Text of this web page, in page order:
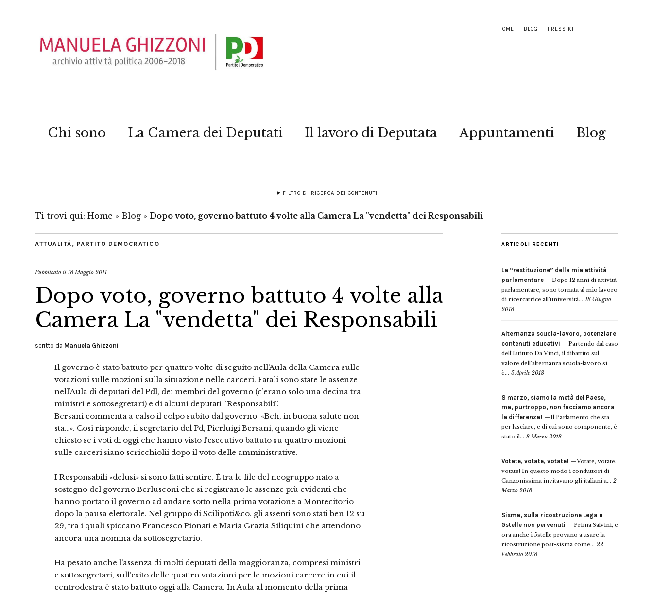
HOME BLOG PRESS KIT
Chi sono La Camera dei Deputati Il lavoro di Deputata Appuntamenti Blog
FILTRO DI RICERCA DEI CONTENUTI
Ti trovi qui: Home » Blog » Dopo voto, governo battuto 4 volte alla Camera La "vendetta" dei Responsabili
ATTUALITÀ , PARTITO DEMOCRATICO
Pubblicato il18 Maggio 2011
Dopo voto, governo battuto 4 volte alla
Camera La "vendetta" dei Responsabili
scritto da Manuela Ghizzoni
Il governo è stato battuto per quattro volte di seguito nell’Aula della Camera sulle
votazioni sulle mozioni sulla situazione nelle carceri. Fatali sono state le assenze
nell’Aula di deputati del Pdl, dei membri del governo (c’erano solo una decina tra
ministri e sottosegretari) e di alcuni deputati “Responsabili”.
Bersani commenta a calso il colpo subito dal governo: «Beh, in buona salute non
sta…». Così risponde, il segretario del Pd, Pierluigi Bersani, quando gli viene
chiesto se i voti di oggi che hanno visto l’esecutivo battuto su quattro mozioni
sulle carceri siano scricchiolii dopo il voto delle amministrative.
I Responsabili «delusi» si sono fatti sentire. È tra le file del neogruppo nato a
sostegno del governo Berlusconi che si registrano le assenze più evidenti che
hanno portato il governo ad andare sotto nella prima votazione a Montecitorio
dopo la pausa elettorale. Nel gruppo di Scilipoti&co. gli assenti sono stati ben 12 su
29, tra i quali spiccano Francesco Pionati e Maria Grazia Siliquini che attendono
ancora una nomina da sottosegretario.
Ha pesato anche l’assenza di molti deputati della maggioranza, compresi ministri
e sottosegretari, sull’esito delle quattro votazioni per le mozioni carcere in cui il
centrodestra è stato battuto oggi alla Camera. In Aula al momento della prima
ARTICOLI RECENTI
La “restituzione” della mia attività
parlamentare
Dopo 12 anni di attività
parlamentare, sono tornata al mio lavoro
di ricercatrice all’università... 18 Giugno
2018
Alternanza scuola-lavoro, potenziare
contenuti educativi
Partendo dal caso
dell’Istituto Da Vinci, il dibattito sul
valore dell’alternanza scuola-lavoro si
è... 5 Aprile 2018
8 marzo, siamo la metà del Paese,
ma, purtroppo, non facciamo ancora
la differenza!
Il Parlamento che sta
per lasciare, e di cui sono componente, è
stato il... 8 Marzo 2018
Votate, votate, votate!
Votate, votate,
votate! In questo modo i conduttori di
Canzonissima invitavano gli italiani a... 2
Marzo 2018
Sisma, sulla ricostruzione Lega e
5stelle non pervenuti
Prima Salvini, e
ora anche i 5stelle provano a usare la
ricostruzione post-sisma come... 22
Febbraio 2018